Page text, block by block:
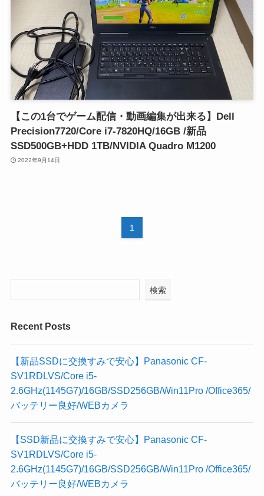
【この1台でゲーム配信・動画編集が出来る】Dell
Precision7720/Core i7-7820HQ/16GB /新品
SSD500GB+HDD 1TB/NVIDIA Quadro M1200
2022年9月14日
1
検索
Recent Posts
【新品SSDに交換すみで安心】Panasonic CF-
SV1RDLVS/Core i5-
2.6GHz(1145G7)/16GB/SSD256GB/Win11Pro /Office365/
バッテリー良好/WEBカメラ
【SSD新品に交換すみで安心】Panasonic CF-
SV1RDLVS/Core i5-
2.6GHz(1145G7)/16GB/SSD256GB/Win11Pro /Office365/
バッテリー良好/WEBカメラ